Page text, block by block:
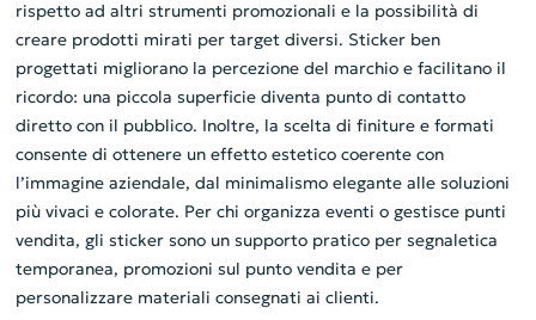
rispetto ad altri strumenti promozionali e la possibilità di
creare prodotti mirati per target diversi. Sticker ben
progettati migliorano la percezione del marchio e facilitano il
ricordo: una piccola superficie diventa punto di contatto
diretto con il pubblico. Inoltre, la scelta di finiture e formati
consente di ottenere un effetto estetico coerente con
l’immagine aziendale, dal minimalismo elegante alle soluzioni
più vivaci e colorate. Per chi organizza eventi o gestisce punti
vendita, gli sticker sono un supporto pratico per segnaletica
temporanea, promozioni sul punto vendita e per
personalizzare materiali consegnati ai clienti.